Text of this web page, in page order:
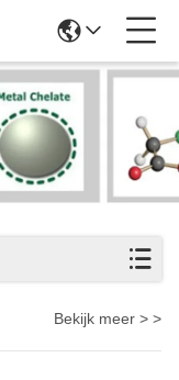
Bekijk meer > >